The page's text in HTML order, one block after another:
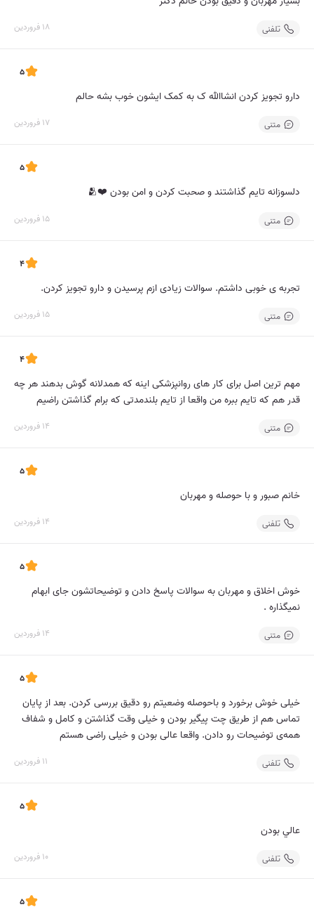
تلفنی 18 فروردین
5
دارو تجویز کردن انشاالله ک به کمک ایشون خوب بشه حالم
متنی 17 فروردین
5
دلسوزانه تایم گذاشتند و صحبت کردن و امن بودن ❤️🫂
متنی 15 فروردین
4
تجربه ی خوبی داشتم. سوالات زیادی ازم پرسیدن و دارو تجویز کردن.
متنی 15 فروردین
4
مهم ترین اصل برای کار های روانپزشکی اینه که همدلانه گوش بدهند هر چه
قدر هم که تایم ببره من واقعا از تایم بلندمدتی که برام گذاشتن راضیم
متنی 14 فروردین
5
خانم صبور و با حوصله و مهربان
تلفنی 14 فروردین
5
خوش اخلاق و مهربان به سوالات پاسخ دادن و توضیحاتشون جای ابهام
نمیگذاره ‌‌.
متنی 14 فروردین
5
خیلی خوش برخورد و باحوصله وضعیتم رو دقیق بررسی کردن. بعد از پایان
تماس هم از طریق چت پیگیر بودن و خیلی وقت گذاشتن و کامل و شفاف
همه‌ی توضیحات رو دادن. واقعا عالی بودن و خیلی راضی هستم
تلفنی 11 فروردین
5
عالي بودن
تلفنی 10 فروردین
5